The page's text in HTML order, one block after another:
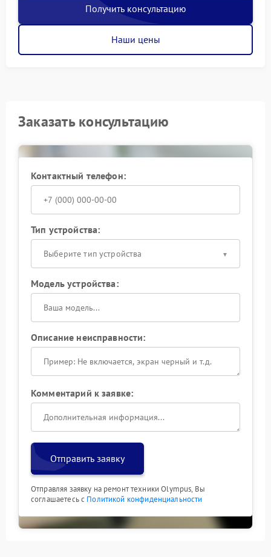
Получить консультацию
Наши цены
Заказать консультацию
Контактный телефон:
Тип устройства:
Выберите тип устройства
Модель устройства:
Описание неисправности:
Комментарий к заявке:
Отправить заявку
Отправляя заявку на ремонт техники Olympus, Вы
соглашаетесь с Политикой конфиденциальности